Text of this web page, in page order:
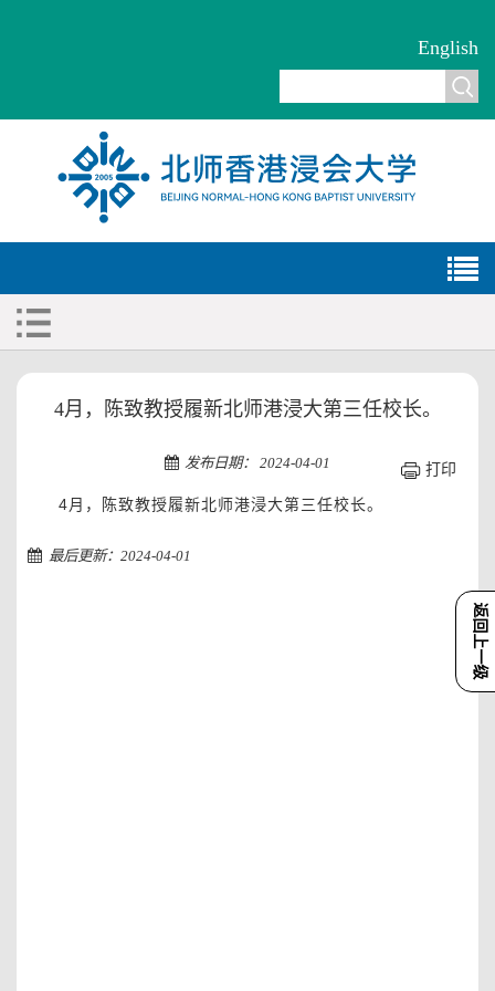
返回上一级
English
4月，陈致教授履新北师港浸大第三任校长。
发布日期： 2024-04-01 打印
4月，陈致教授履新北师港浸大第三任校长。
最后更新：2024-04-01